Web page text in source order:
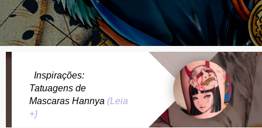
Inspirações:
Tatuagens de
Mascaras Hannya (Leia
+)